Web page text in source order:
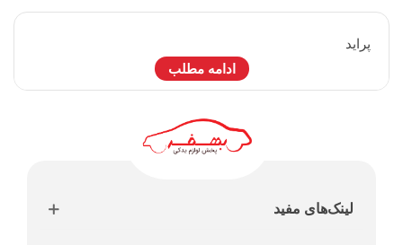
پرايد
ادامه مطلب
لینک‌های مفید